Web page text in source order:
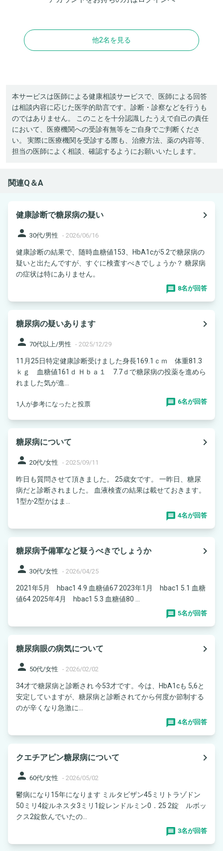
他2名を見る
本サービスは医師による健康相談サービスで、医師による回答
は相談内容に応じた医学的助言です。診断・診察などを行うも
のではありません。 このことを十分認識したうえで自己の責任
において、医療機関への受診有無等をご自身でご判断くださ
い。 実際に医療機関を受診する際も、治療方法、薬の内容等、
担当の医師によく相談、確認するようにお願いいたします。
関連Q＆A
健康診断で糖尿病の疑い
navigate_next
person 30代/男性 - 2026/06/16
健康診断の結果で、随時血糖値153、HbA1cが5.2で糖尿病の
疑いと出たんですが、すぐに検査すべきでしょうか？ 糖尿病
の症状は特にありません。
8名が回答
糖尿病の疑いあります
navigate_next
person 70代以上/男性 - 2025/12/29
11月25日特定健康診断受けました身長169.1ｃｍ 体重81.3
ｋｇ 血糖値161ｄ Ｈｂａ１ 7.7ｄで糖尿病の投薬を進めら
れました気が進...
1人が参考になったと投票 6名が回答
糖尿病について
navigate_next
person 20代/女性 - 2025/09/11
昨日も質問させて頂きました。 25歳女です。 一昨日、糖尿
病だと診断されました。 血液検査の結果は載せておきます。
1型か2型かはま...
4名が回答
糖尿病予備軍など疑うべきでしょうか
navigate_next
person 30代/女性 - 2026/04/25
2021年5月 hbac1 4.9 血糖値67 2023年1月 hbac1 5.1 血糖
値64 2025年4月 hbac1 5.3 血糖値80 ...
5名が回答
糖尿病眼の病気について
navigate_next
person 50代/女性 - 2026/02/02
34才で糖尿病と診断され 今53才です。今は、HbA1cも 5,6と
安定していますが、糖尿病と診断されてから何度か節制する
のが辛くなり急激に...
4名が回答
クエチアピン糖尿病について
navigate_next
person 60代/女性 - 2026/05/02
鬱病になり15年になります ミルタビザン45ミリトラゾドン
50ミリ4錠ルネスタ3ミリ1錠レンドルミン0．25 2錠 ルボッ
クス2錠飲んでいたの...
3名が回答